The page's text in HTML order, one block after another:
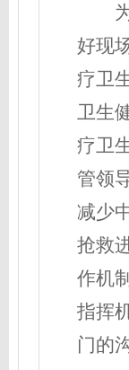
好现
疗卫
卫生
疗卫
管领
减少
抢救
作机
指挥
门的